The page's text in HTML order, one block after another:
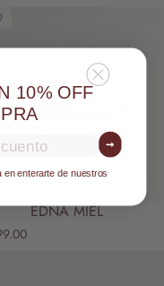
EDNA MIEL
10% OFF
➞
enterarte de nuestros